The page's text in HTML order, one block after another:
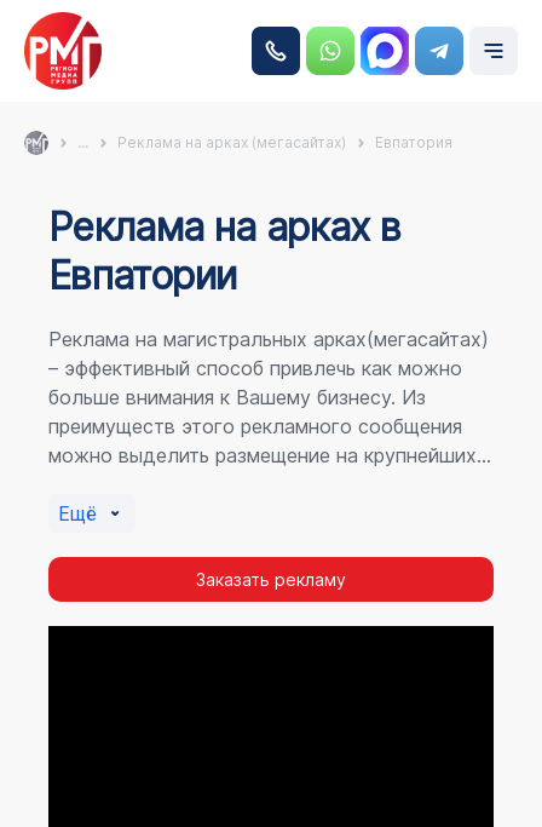
... Реклама на арках (мегасайтах) Евпатория
Реклама на аркаx в
Евпатории
Реклама на магистральных арках(мегасайтах)
– эффективный способ привлечь как можно
больше внимания к Вашему бизнесу. Из
преимуществ этого рекламного сообщения
можно выделить размещение на крупнейших
пешеходному потоку расположение в прямой
повторных контактов.
Реклама на арках(мегасайтах) в Евпатории –
Ещё
Заказать рекламу